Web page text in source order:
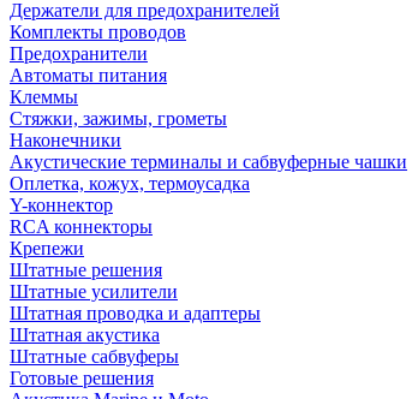
Держатели для предохранителей
Комплекты проводов
Предохранители
Автоматы питания
Клеммы
Стяжки, зажимы, грометы
Наконечники
Акустические терминалы и сабвуферные чашки
Оплетка, кожух, термоусадка
Y-коннектор
RCA коннекторы
Крепежи
Штатные решения
Штатные усилители
Штатная проводка и адаптеры
Штатная акустика
Штатные сабвуферы
Готовые решения